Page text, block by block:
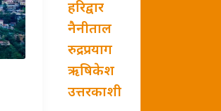
हरिद्वार
नैनीताल
रुद्रप्रयाग
ऋषिकेश
उत्तरकाशी